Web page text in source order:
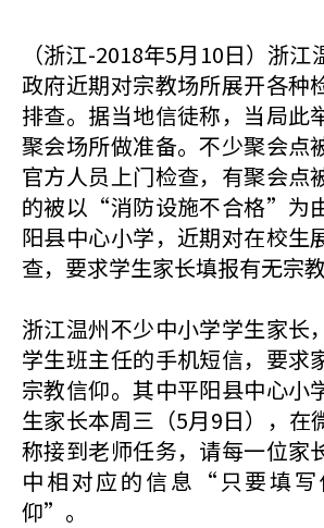
（浙江-2018年5月10日）浙
政府近期对宗教场所展开各种
排查。据当地信徒称，当局此
聚会场所做准备。不少聚会点
官方人员上门检查，有聚会点
的被以“消防设施不合格”为
阳县中心小学，近期对在校生
查，要求学生家长填报有无宗教
浙江温州不少中小学学生家长
学生班主任的手机短信，要求
宗教信仰。其中平阳县中心小
生家长本周三（5月9日），在
称接到老师任务，请每一位家
中相对应的信息“只要填写
仰”。